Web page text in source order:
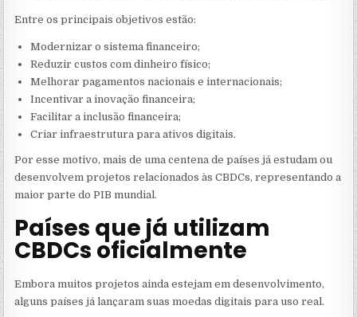
Entre os principais objetivos estão:
Modernizar o sistema financeiro;
Reduzir custos com dinheiro físico;
Melhorar pagamentos nacionais e internacionais;
Incentivar a inovação financeira;
Facilitar a inclusão financeira;
Criar infraestrutura para ativos digitais.
Por esse motivo, mais de uma centena de países já estudam ou
desenvolvem projetos relacionados às CBDCs, representando a
maior parte do PIB mundial.
Países que já utilizam
CBDCs oficialmente
Embora muitos projetos ainda estejam em desenvolvimento,
alguns países já lançaram suas moedas digitais para uso real.